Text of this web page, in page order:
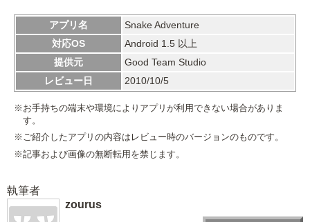
アプリ名
Snake Adventure
対応OS
Android 1.5 以上
提供元
Good Team Studio
レビュー日
2010/10/5
※お手持ちの端末や環境によりアプリが利用できない場合がありま
す。
※ご紹介したアプリの内容はレビュー時のバージョンのものです。
※記事および画像の無断転用を禁じます。
執筆者
zourus